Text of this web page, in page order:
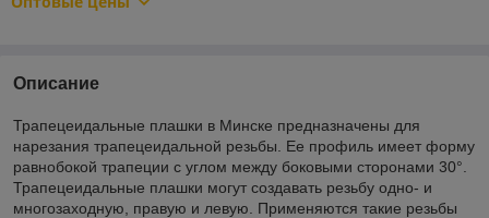
Описание
Трапецеидальные плашки в Минске предназначены для
нарезания трапецеидальной резьбы. Ее профиль имеет форму
равнобокой трапеции с углом между боковыми сторонами 30°.
Трапецеидальные плашки могут создавать резьбу одно- и
многозаходную, правую и левую. Применяются такие резьбы